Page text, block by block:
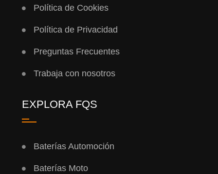
Política de Cookies
Política de Privacidad
Preguntas Frecuentes
Trabaja con nosotros
EXPLORA FQS
Baterías Automoción
Baterías Moto